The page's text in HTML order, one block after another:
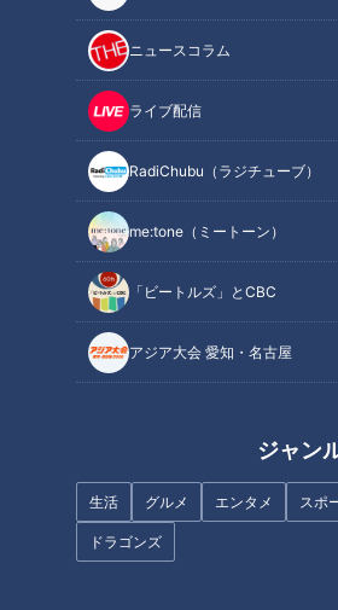
ニュースコラム
ライブ配信
RadiChubu（ラジチューブ）
me:tone（ミートーン）
「ビートルズ」とCBC
アジア大会 愛知・名古屋
ジャン
生活 グルメ エンタメ スポ
ドラゴンズ
記事に戻る
この記事を見たあなたへのおすす
必ず最徐行で… “日本一急な坂の
ロナ禍
イマ